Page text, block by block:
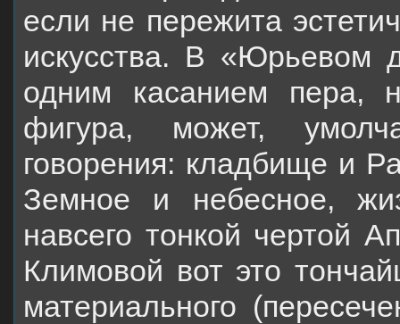
если не пережита
искусства. В «Юрьевом
одним касанием пера,
фигура, может,
говорения: кладбище и
Земное и небесное,
навсего тонкой чертой
Климовой вот это
материального